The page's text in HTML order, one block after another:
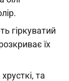
гіркуватий
їх
та